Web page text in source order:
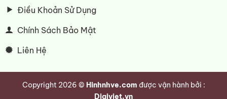
Điều Khoản Sử Dụng
Chính Sách Bảo Mật
Liên Hệ
Copyright 2026 © Hinhnhve.com được vận hành bởi :
Digiviet.vn